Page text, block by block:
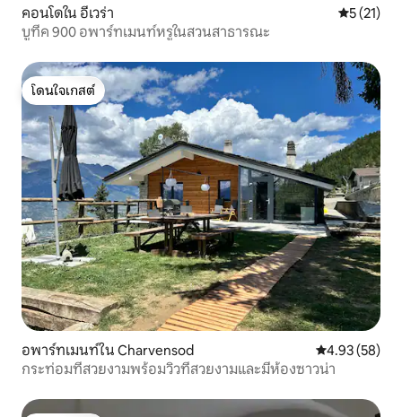
คอนโดใน อีเวร่า คะแนนเฉลี่
5 (21)
บูทีค 900 อพาร์ทเมนท์หรูในสวนสาธารณะ
โดนใจเกสต์
โดนใจเกสต์
อพาร์ทเมนท์ใน Charvensod คะแนนเฉลี่ย
4.93 (58)
กระท่อมที่สวยงามพร้อมวิวที่สวยงามและมีห้องซาวน่า